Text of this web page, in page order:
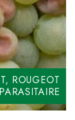
50
ROUGEOT
PARASITAIRE